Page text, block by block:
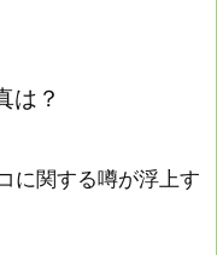
は？
に関する噂が浮上す